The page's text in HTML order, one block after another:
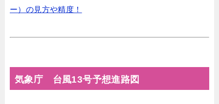
ー）の見方や精度！
気象庁 台風13号予想進路図